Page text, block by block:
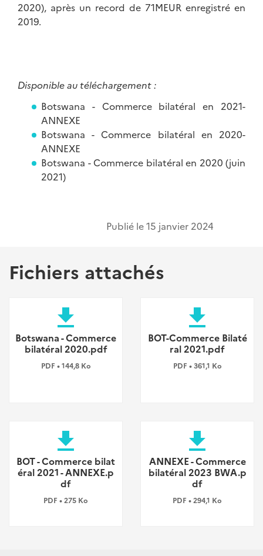
2020), après un record de 71MEUR enregistré en
2019.
Disponible au téléchargement :
Botswana - Commerce bilatéral en 2021-
ANNEXE
Botswana - Commerce bilatéral en 2020-
ANNEXE
Botswana - Commerce bilatéral en 2020 (juin
2021)
Publié le15 janvier 2024
Fichiers attachés
file_download
Botswana - Commerce
bilatéral 2020.pdf
PDF • 144,8 Ko
file_download
BOT-Commerce Bilaté
ral 2021.pdf
PDF • 361,1 Ko
file_download
BOT - Commerce bilat
éral 2021 - ANNEXE.p
df
PDF • 275 Ko
file_download
ANNEXE - Commerce
bilatéral 2023 BWA.p
df
PDF • 294,1 Ko